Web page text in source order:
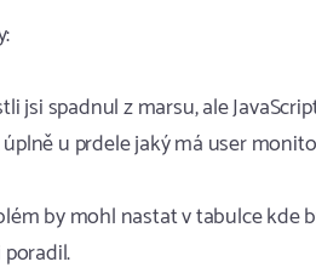
jsi spadnul z marsu, ale
u prdele jaký má user
by mohl nastat v tabulce kde